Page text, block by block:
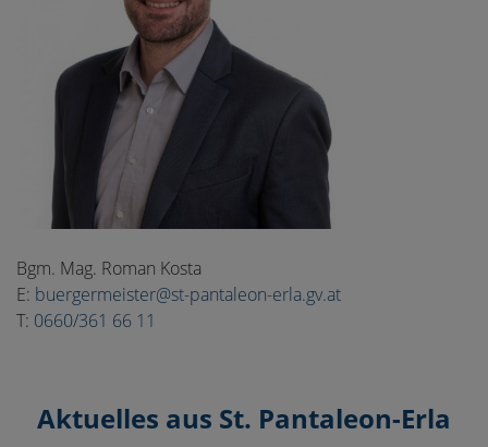
Bgm. Mag. Roman Kosta
E: buergermeister@st-pantaleon-erla.gv.at
T: 0660/361 66 11
Aktuelles aus St. Pantaleon-Erla